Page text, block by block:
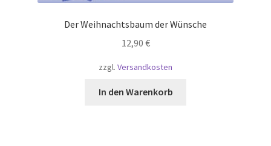
Der Weihnachtsbaum der Wünsche
12,90 €
zzgl. Versandkosten
In den Warenkorb